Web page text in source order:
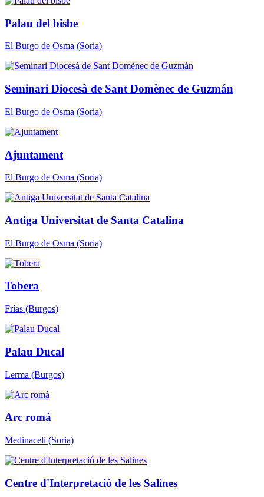
Palau del bisbe
El Burgo de Osma (Soria)
Seminari Diocesà de Sant Domènec de Guzmán
El Burgo de Osma (Soria)
Ajuntament
El Burgo de Osma (Soria)
Antiga Universitat de Santa Catalina
El Burgo de Osma (Soria)
Tobera
Frías (Burgos)
Palau Ducal
Lerma (Burgos)
Arc romà
Medinaceli (Soria)
Centre d'Interpretació de les Salines